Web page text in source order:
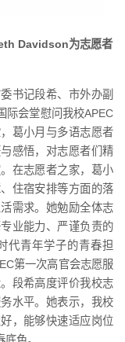
Davidson为志愿者
书记段希、市外办副
际会堂慰问我校APEC
葛小月与多语志愿者
感悟，对志愿者们精
在志愿者之家，葛小
住宿安排等方面的落
需求。她勉励全体志
业能力、严谨负责的
代青年学子的青春担
第一次高官会志愿服
段希高度评价我校志
水平。她表示，我校
，能够快速适应岗位